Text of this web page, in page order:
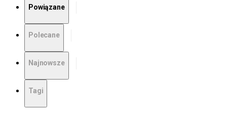
Powiązane
Polecane
Najnowsze
Tagi